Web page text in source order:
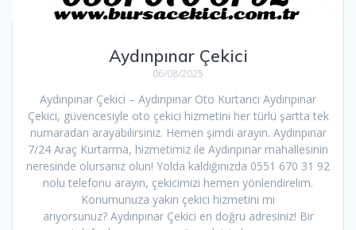
Aydınpınar Çekici
06/08/2025
Aydınpınar Çekici – Aydınpınar Oto Kurtarıcı Aydınpınar
Çekici, güvencesiyle oto çekici hizmetini her türlü şartta tek
numaradan arayabilirsiniz. Hemen şimdi arayın. Aydınpınar
7/24 Araç Kurtarma, hizmetimiz ile Aydınpınar mahallesinin
neresinde olursanız olun! Yolda kaldığınızda 0551 670 31 92
nolu telefonu arayın, çekicimizi hemen yönlendirelim.
Konumunuza yakın çekici hizmetini mi
arıyorsunuz? Aydınpınar Çekici en doğru adresiniz! Bir